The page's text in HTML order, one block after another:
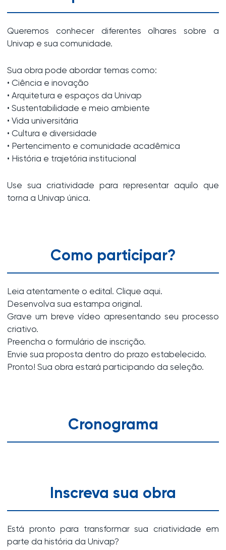
Queremos conhecer diferentes olhares sobre a
Univap e sua comunidade.
Sua obra pode abordar temas como:
• Ciência e inovação
• Arquitetura e espaços da Univap
• Sustentabilidade e meio ambiente
• Vida universitária
• Cultura e diversidade
• Pertencimento e comunidade acadêmica
• História e trajetória institucional
Use sua criatividade para representar aquilo que
torna a Univap única.
Como participar?
Leia atentamente o edital. Clique aqui.
Desenvolva sua estampa original.
Grave um breve vídeo apresentando seu processo
criativo.
Preencha o formulário de inscrição.
Envie sua proposta dentro do prazo estabelecido.
Pronto! Sua obra estará participando da seleção.
Cronograma
Inscreva sua obra
Está pronto para transformar sua criatividade em
parte da história da Univap?